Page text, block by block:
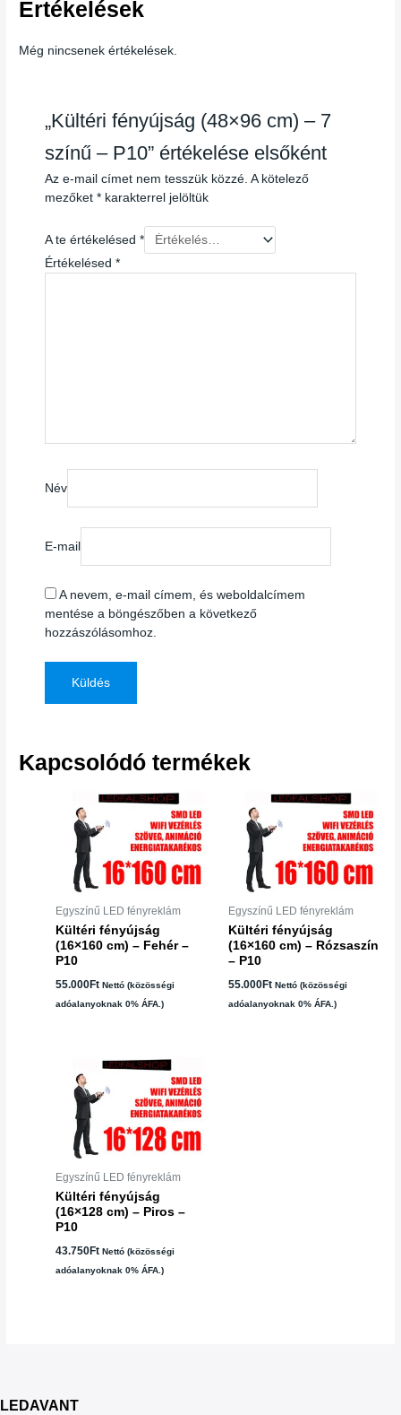
Értékelések
Még nincsenek értékelések.
„Kültéri fényújság (48×96 cm) – 7
színű – P10” értékelése elsőként
Az e-mail címet nem tesszük közzé. A kötelező
mezőket* karakterrel jelöltük
A te értékelésed*
Értékelésed*
Név
E-mail
A nevem, e-mail címem, és weboldalcímem
mentése a böngészőben a következő
hozzászólásomhoz.
Kapcsolódó termékek
Egyszínű LED fényreklám
Kültéri fényújság
(16×160 cm) – Fehér –
P10
55.000Ft Nettó (közösségi
adóalanyoknak 0% ÁFA.)
Egyszínű LED fényreklám
Kültéri fényújság
(16×160 cm) – Rózsaszín
– P10
55.000Ft Nettó (közösségi
adóalanyoknak 0% ÁFA.)
Egyszínű LED fényreklám
Kültéri fényújság
(16×128 cm) – Piros –
P10
43.750Ft Nettó (közösségi
adóalanyoknak 0% ÁFA.)
LEDAVANT